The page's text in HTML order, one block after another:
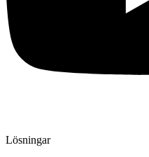
Lösningar